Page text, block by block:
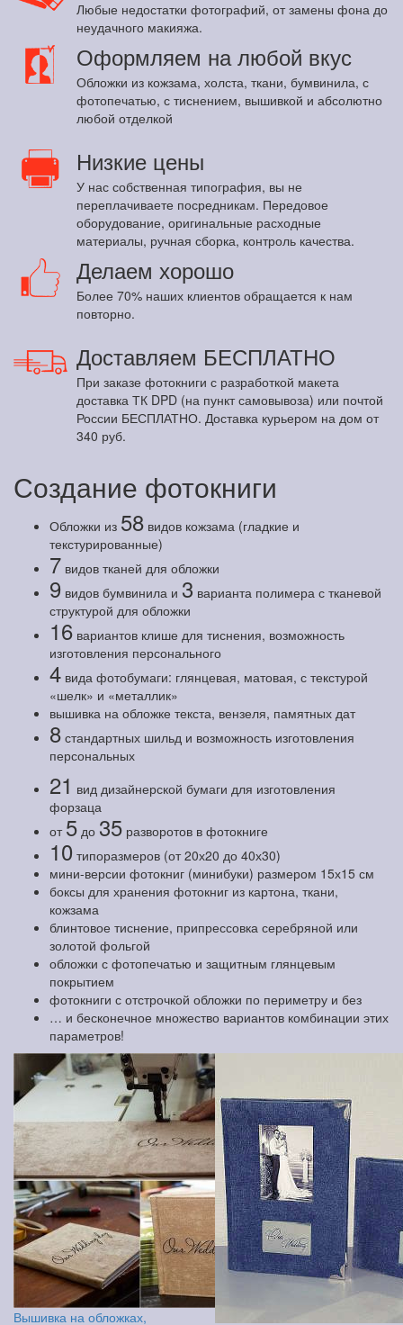
Любые недостатки фотографий, от замены фона до
неудачного макияжа.
Оформляем на любой вкус
Обложки из кожзама, холста, ткани, бумвинила, с
фотопечатью, с тиснением, вышивкой и абсолютно
любой отделкой
Низкие цены
У нас собственная типография, вы не
переплачиваете посредникам. Передовое
оборудование, оригинальные расходные
материалы, ручная сборка, контроль качества.
Делаем хорошо
Более 70% наших клиентов обращается к нам
повторно.
Доставляем БЕСПЛАТНО
При заказе фотокниги с разработкой макета
доставка ТК DPD (на пункт самовывоза) или почтой
России БЕСПЛАТНО. Доставка курьером на дом от
340 руб.
Создание фотокниги
Обложки из 58 видов кожзама (гладкие и
текстурированные)
7 видов тканей для обложки
9 видов бумвинила и 3 варианта полимера с тканевой
структурой для обложки
16 вариантов клише для тиснения, возможность
изготовления персонального
4 вида фотобумаги: глянцевая, матовая, с текстурой
«шелк» и «металлик»
вышивка на обложке текста, вензеля, памятных дат
8 стандартных шильд и возможность изготовления
персональных
21 вид дизайнерской бумаги для изготовления
форзаца
от 5 до 35 разворотов в фотокниге
10 типоразмеров (от 20х20 до 40х30)
мини-версии фотокниг (минибуки) размером 15х15 см
боксы для хранения фотокниг из картона, ткани,
кожзама
блинтовое тиснение, припрессовка серебряной или
золотой фольгой
обложки с фотопечатью и защитным глянцевым
покрытием
фотокниги с отстрочкой обложки по периметру и без
… и бесконечное множество вариантов комбинации этих
параметров!
Вышивка на обложках,